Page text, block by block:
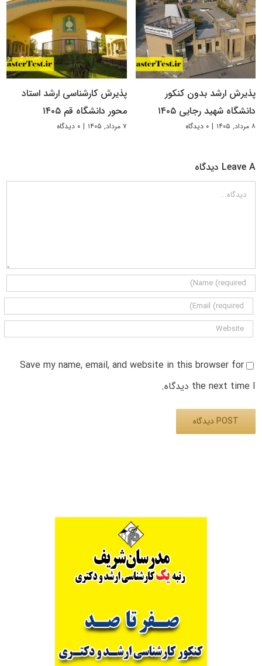
پذیرش ارشد بدون کنکور
دانشگاه شهید رجایی ۱۴۰۵
۸ مرداد, ۱۴۰۵ | ۰ دیدگاه
پذیرش کارشناسی ارشد استاد
محور دانشگاه قم ۱۴۰۵
۷ مرداد, ۱۴۰۵ | ۰ دیدگاه
Leave A دیدگاه
دیدگاه
Save my name, email, and website in this browser for
the next time I دیدگاه.